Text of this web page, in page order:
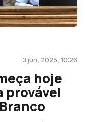
3 jun, 2025, 10:26
hoje
provável